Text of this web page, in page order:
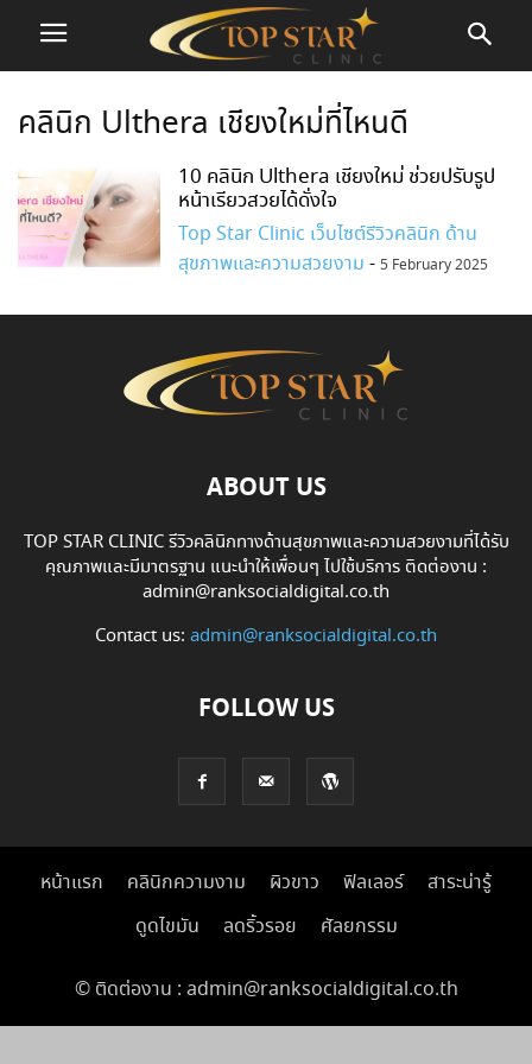
คลินิก Ulthera เชียงใหม่ที่ไหนดี
10 คลินิก Ulthera เชียงใหม่ ช่วยปรับรูป
หน้าเรียวสวยได้ดั่งใจ
Top Star Clinic เว็บไซต์รีวิวคลินิก ด้าน
สุขภาพและความสวยงาม - 5 February 2025
ABOUT US
TOP STAR CLINIC รีวิวคลินิกทางด้านสุขภาพและความสวยงามที่ได้รับ
คุณภาพและมีมาตรฐาน แนะนำให้เพื่อนๆ ไปใช้บริการ ติดต่องาน :
admin@ranksocialdigital.co.th
Contact us: admin@ranksocialdigital.co.th
FOLLOW US
หน้าแรก คลินิกความงาม ผิวขาว ฟิลเลอร์
สาระน่ารู้
ดูดไขมัน
ลดริ้วรอย ศัลยกรรม
© ติดต่องาน : admin@ranksocialdigital.co.th